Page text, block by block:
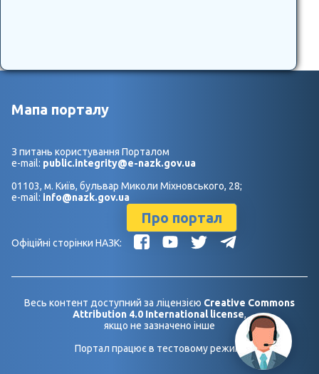
Мапа порталу
З питань користування Порталом
e-mail: public.integrity@e-nazk.gov.ua
01103, м. Київ, бульвар Миколи Міхновського, 28;
e-mail: info@nazk.gov.ua
Про портал
Офіційні сторінки НАЗК:
Весь контент доступний за ліцензією Creative Commons
Attribution 4.0 International license,
якщо не зазначено інше
Портал працює в тестовому режимі